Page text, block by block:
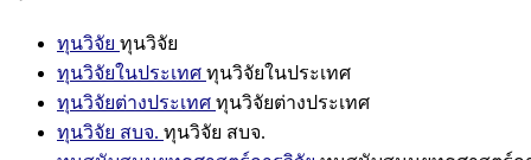
ทุนวิจัย ทุนวิจัย
ทุนวิจัยในประเทศ ทุนวิจัยในประเทศ
ทุนวิจัยต่างประเทศ ทุนวิจัยต่างประเทศ
ทุนวิจัย สบจ. ทุนวิจัย สบจ.